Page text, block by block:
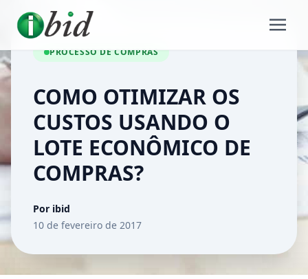
PROCESSO DE COMPRAS
COMO OTIMIZAR OS
CUSTOS USANDO O
LOTE ECONÔMICO DE
COMPRAS?
Por ibid
10 de fevereiro de 2017